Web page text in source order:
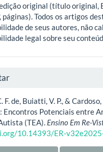
original (título original,
páginas). Todos os artigos
de seus autores, não
legal sobre seu
F. de, Buiatti, V. P., &
Encontros Potenciais entre
(TEA). Ensino Em Re-
10.14393/ER-